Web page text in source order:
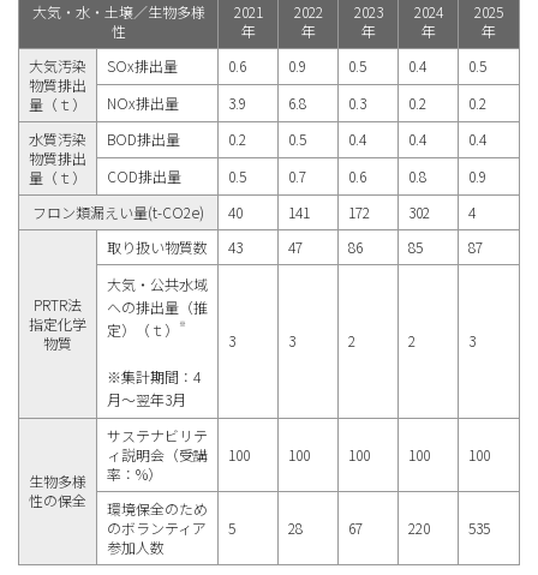
大気・水・土壌／生物多様
性
2021
年
2022
年
2023
年
2024
年
2025
年
大気汚染
物質排出
量（ｔ）
SOx排出量 0.6 0.9 0.5 0.4
0.5
NOx排出量
3.9 6.8 0.3 0.2
0.2
水質汚染
物質排出
量（ｔ）
BOD排出量 0.2 0.5 0.4 0.4
0.4
COD排出量
0.5 0.7 0.6 0.8
0.9
フロン類漏えい量(t-CO2e)
40 141 172 302 4
PRTR法
指定化学
物質
取り扱い物質数 43 47 86 85
87
大気・公共水域
への排出量（推
定）（ｔ）
※
※集計期間：4
月～翌年3月
3 3 2 2 3
生物多様
性の保全
サステナビリテ
ィ説明会（受講
率：%）
100 100 100 100 100
環境保全のため
のボランティア
参加人数
5 28 67 220 535